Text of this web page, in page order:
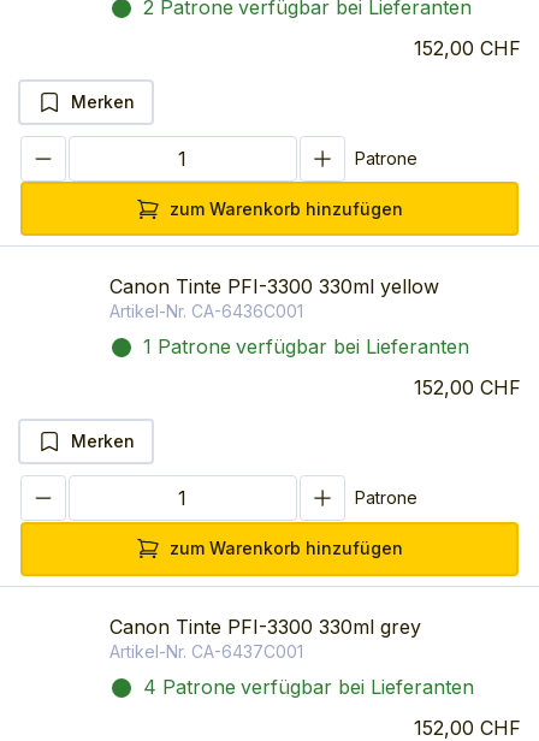
2 Patrone verfügbar bei Lieferanten
152,00 CHF
Merken
Patrone
zum Warenkorb hinzufügen
Canon Tinte PFI-3300 330ml yellow
Artikel-Nr. CA-6436C001
1 Patrone verfügbar bei Lieferanten
152,00 CHF
Merken
Patrone
zum Warenkorb hinzufügen
Canon Tinte PFI-3300 330ml grey
Artikel-Nr. CA-6437C001
4 Patrone verfügbar bei Lieferanten
152,00 CHF